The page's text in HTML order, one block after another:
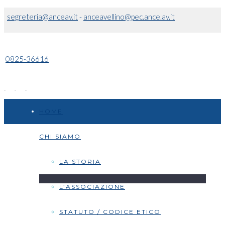
segreteria@anceav.it- anceavellino@pec.ance.av.it
0825-36616
CHI SIAMO
LA STORIA
L’ASSOCIAZIONE
STATUTO / CODICE ETICO